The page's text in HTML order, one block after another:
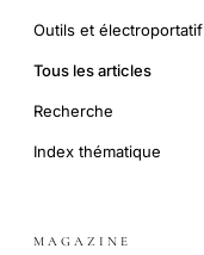
Outils et électroportatif
Tous les articles
Recherche
Index thématique
MAGAZINE